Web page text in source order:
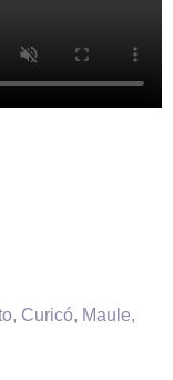
Curicó, Maule,